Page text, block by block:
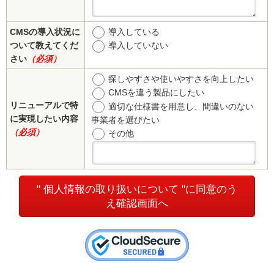
CMSの導入状況に
ついて教えてくだ
さい （必須）
導入している
導入していない
リニューアルで特
に実現したい内容
（必須）
探しやすさや使いやすさを向上したい
CMSを違う製品にしたい
適切な仕様書を用意し、間違いのない
事業者を選びたい
その他
" 個人情報の取り扱いについて "に同意のう
え確認画面へ